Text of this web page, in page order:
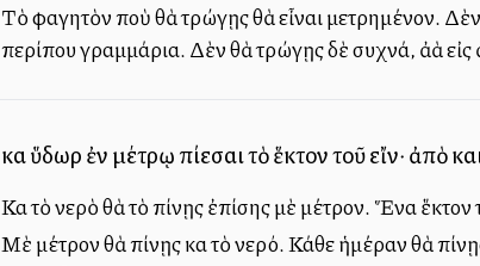
Τὸ φαγητὸν ποὺ θὰ τρώγῃς θὰ εἶναι μετρημένον. Δὲν
περίπου γραμμάρια. Δὲν θὰ τρώγῃς δὲ συχνά, ἀλλὰ
καὶ ὕδωρ ἐν μέτρῳ πίεσαι τὸ ἕκτον τοῦ εἴν· ἀπὸ
Καὶ τὸ νερὸ θὰ τὸ πίνῃς ἐπίσης μὲ μέτρον. Ἕνα
Μὲ μέτρον θὰ πίνῃς καὶ τὸ νερό. Κάθε ἡμέραν θὰ